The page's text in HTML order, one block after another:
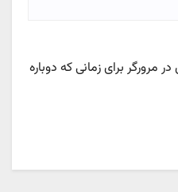
مرورگر برای زمانی که دوباره